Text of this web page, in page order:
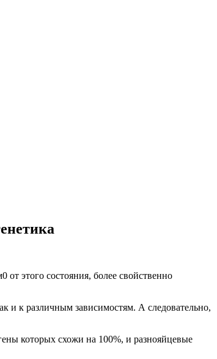
этого состояния, более свойственно
и к различным зависимостям. А следовательно,
которых схожи на 100%, и разнояйцевые